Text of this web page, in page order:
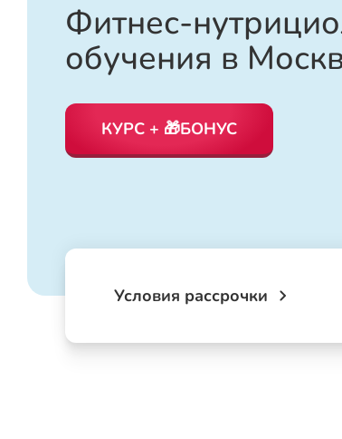
Фитнес-
обучения в
КУРС + 🎁БОНУС
Условия рассрочки